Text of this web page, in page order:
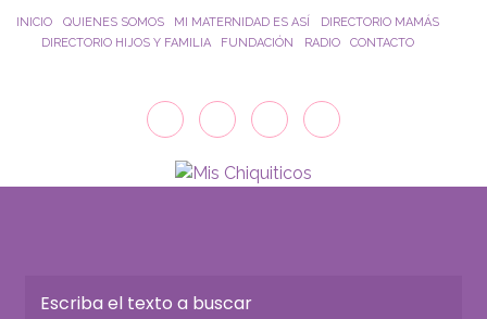
Saltar al contenido principal
INICIO QUIENES SOMOS MI MATERNIDAD ES ASÍ
DIRECTORIO MAMÁS
DIRECTORIO HIJOS Y FAMILIA
FUNDACIÓN RADIO CONTACTO